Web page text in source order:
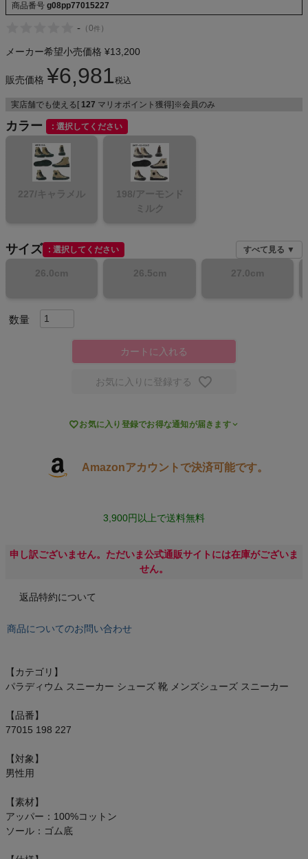
HOKA
もっと見る
メンズカジュアルウェア
レディースカジュアルウェア
メンズスポーツウェア
スポーツシューズ
もっと見る
インフィット INFIT
サックス SAXX
スポーツマリオTOP
ベースボールマリオ（野球商品）
お気に入り
商品番号 g08pp77015227
- （0件 ）
メーカー希望小売価格 ¥13,200
販売価格 ¥6,981税込
実店舗でも使える[ 127 マリオポイント獲得]※会員のみ
カラー 選択してください
227/キャラメル
198/アーモンド
ミルク
サイズ 選択してください すべて見る ▼
26.0cm 26.5cm 27.0cm
カートに入れる
お気に入りに登録する
お気に入り登録でお得な通知が届きます
Amazonアカウントで決済可能です。
3,900円以上で送料無料
申し訳ございません。ただいま公式通販サイトには在庫がございま
せん。
返品特約について
商品についてのお問い合わせ
【カテゴリ】
パラディウム スニーカー シューズ 靴 メンズシューズ スニーカー
【品番】
77015 198 227
【対象】
男性用
【素材】
アッパー：100%コットン
ソール：ゴム底